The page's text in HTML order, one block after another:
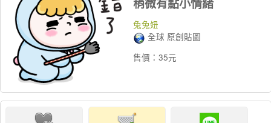
稍微有點小情緒
兔兔妞
全球 原創貼圖
售價：35元